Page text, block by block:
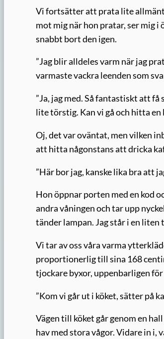
Vi fortsätter att prata lite allmänt
mot mig när hon pratar, ser mig i
snabbt bort den igen.
”Jag blir alldeles varm när jag
varmaste vackra leenden som
”Ja, jag med. Så fantastiskt att
lite törstig. Kan vi gå och hitta en
Oj, det var oväntat, men vilken
att hitta någonstans att dricka
”Här bor jag, kanske lika bra att
Hon öppnar porten med en kod
andra våningen och tar upp
tänder lampan. Jag står i en
Vi tar av oss våra varma
proportionerlig till sina 168
tjockare byxor, uppenbarligen
”Kom vi går ut i köket, sätter på
Vägen till köket går genom en
hav med stora vågor. Vidare in i,